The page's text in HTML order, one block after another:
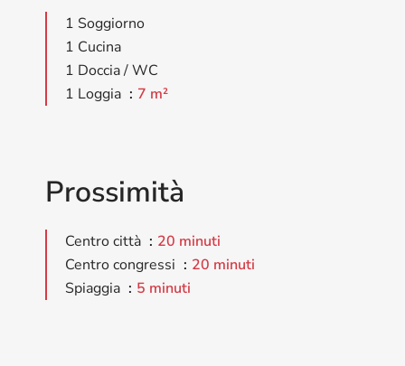
1 Soggiorno
1 Cucina
1 Doccia / WC
1 Loggia
7 m²
Prossimità
Centro città
20 minuti
Centro congressi
20 minuti
Spiaggia
5 minuti